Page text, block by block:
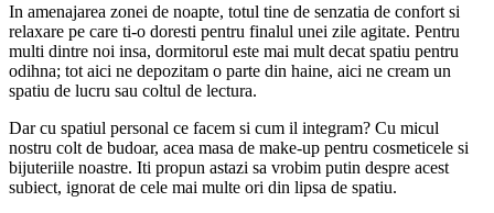
In amenajarea zonei de noapte, totul tine de senzatia de confort si
relaxare pe care ti-o doresti pentru finalul unei zile agitate. Pentru
multi dintre noi insa, dormitorul este mai mult decat spatiu pentru
odihna; tot aici ne depozitam o parte din haine, aici ne cream un
spatiu de lucru sau coltul de lectura.
Dar cu spatiul personal ce facem si cum il integram? Cu micul
nostru colt de budoar, acea masa de make-up pentru cosmeticele si
bijuteriile noastre. Iti propun astazi sa vrobim putin despre acest
subiect, ignorat de cele mai multe ori din lipsa de spatiu.